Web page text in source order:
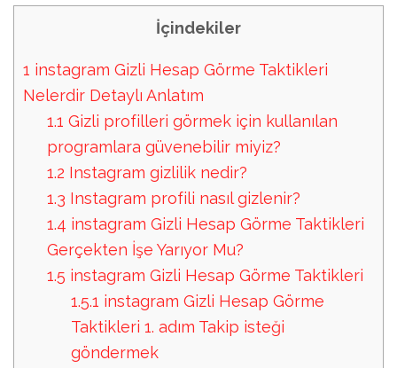
İçindekiler
1 instagram Gizli Hesap Görme Taktikleri
Nelerdir Detaylı Anlatım
1.1 Gizli profilleri görmek için kullanılan
programlara güvenebilir miyiz?
1.2 Instagram gizlilik nedir?
1.3 Instagram profili nasıl gizlenir?
1.4 instagram Gizli Hesap Görme Taktikleri
Gerçekten İşe Yarıyor Mu?
1.5 instagram Gizli Hesap Görme Taktikleri
1.5.1 instagram Gizli Hesap Görme
Taktikleri 1. adım Takip isteği
göndermek